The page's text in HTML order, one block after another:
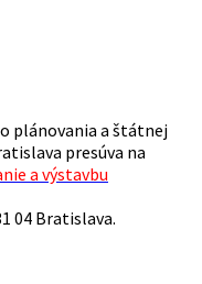
plánovania a štátnej
presúva na
a výstavbu
04 Bratislava.